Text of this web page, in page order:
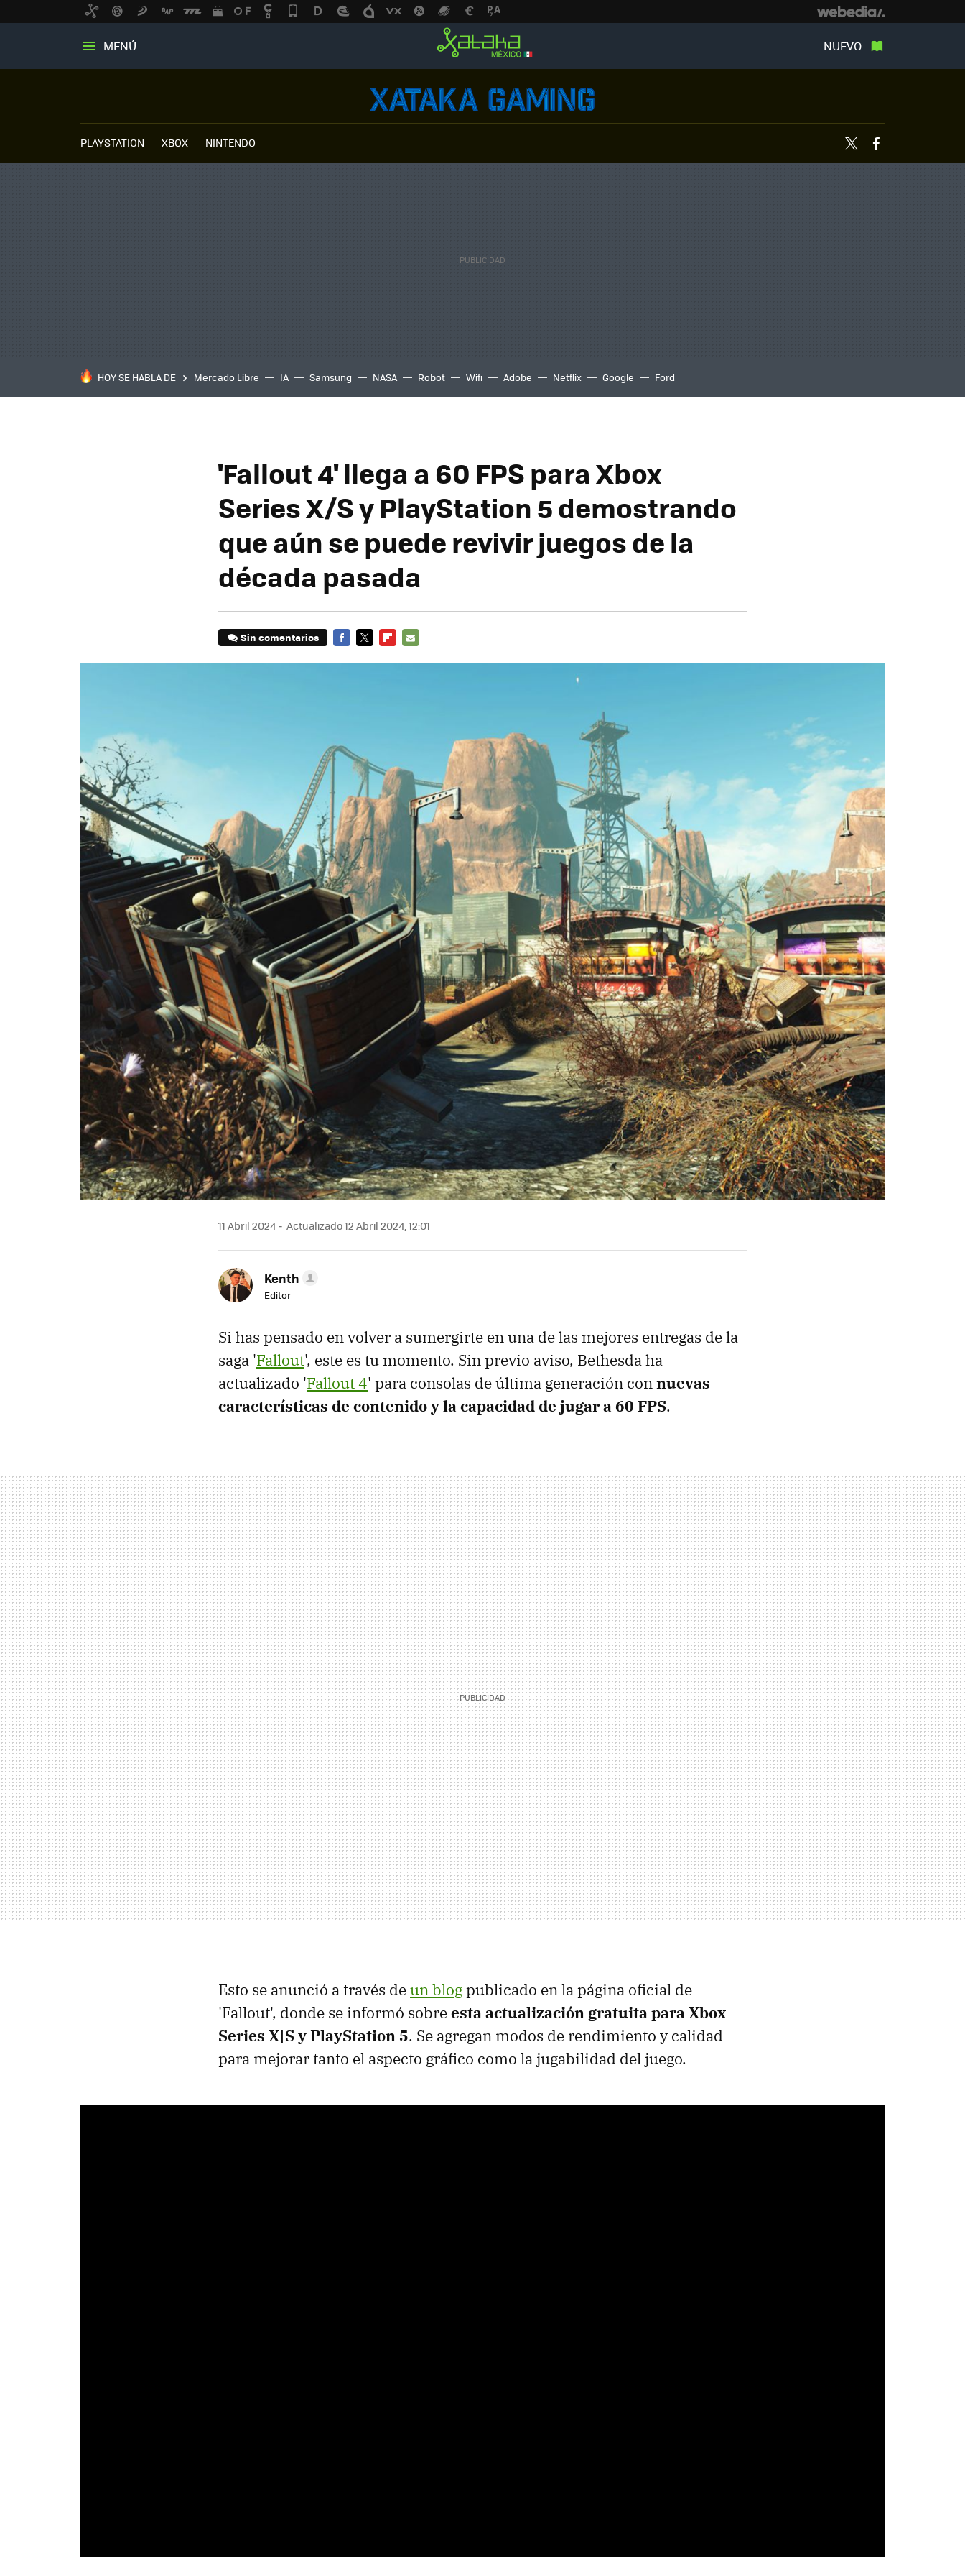
MENÚ NUEVO
PLAYSTATION XBOX NINTENDO Twitter
HOY SE HABLA DE Mercado Libre IA Samsung NASA Robot Wifi Adobe Netflix Google Ford
'Fallout 4' llega a 60 FPS para Xbox
Series X/S y PlayStation 5 demostrando
que aún se puede revivir juegos de la
década pasada
Sin comentarios
11 Abril 2024 Actualizado 12 Abril 2024, 12:01
Kenth
Editor
Si has pensado en volver a sumergirte en una de las mejores entregas de la
saga 'Fallout', este es tu momento. Sin previo aviso, Bethesda ha
actualizado 'Fallout 4' para consolas de última generación connuevas
características de contenido y la capacidad de jugar a 60 FPS.
Esto se anunció a través deun blogpublicado en la página oficial de
'Fallout', donde se informó sobreesta actualización gratuita para Xbox
Series X|S y PlayStation 5. Se agregan modos de rendimiento y calidad
para mejorar tanto el aspecto gráfico como la jugabilidad del juego.